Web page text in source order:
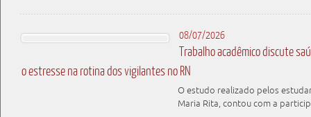
08/07/2026
Trabalho acadêmico discute
o estresse na rotina dos vigilantes no RN
O estudo realizado pelos
Maria Rita, contou com a